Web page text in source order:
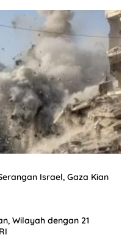
Israel, Gaza Kian
Wilayah dengan 21